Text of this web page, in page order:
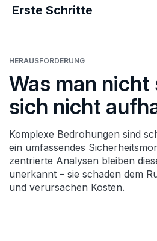
Erste Schritte
HERAUSFORDERUNG
Was man nicht
sich nicht
Komplexe Bedrohungen sind
ein umfassendes
zentrierte Analysen bleiben
unerkannt – sie schaden dem
und verursachen Kosten.